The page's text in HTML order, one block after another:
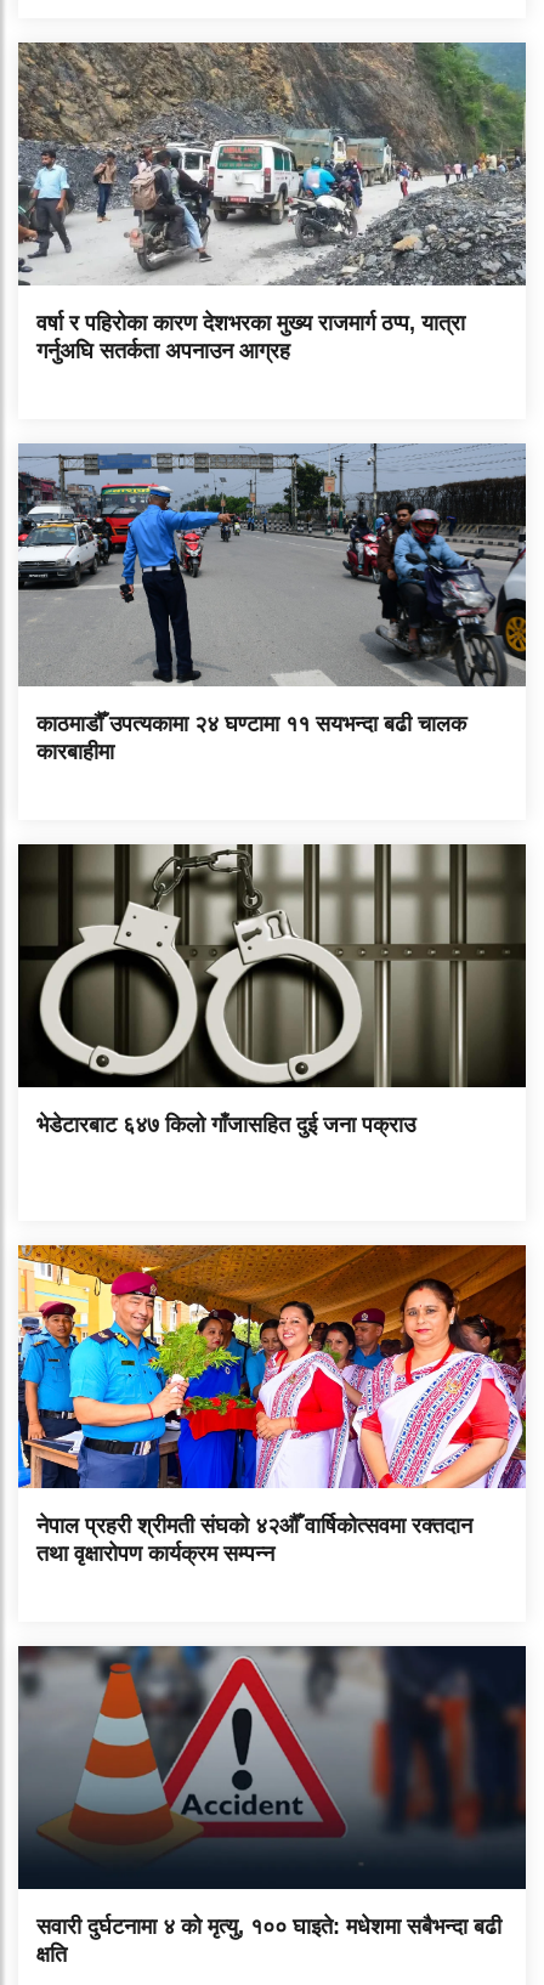
वर्षा र पहिरोका कारण देशभरका मुख्य राजमार्ग ठप्प, यात्रा
गर्नुअघि सतर्कता अपनाउन आग्रह
काठमाडौँ उपत्यकामा २४ घण्टामा ११ सयभन्दा बढी चालक
कारबाहीमा
भेडेटारबाट ६४७ किलो गाँजासहित दुई जना पक्राउ
नेपाल प्रहरी श्रीमती संघको ४२औँ वार्षिकोत्सवमा रक्तदान
तथा वृक्षारोपण कार्यक्रम सम्पन्न
सवारी दुर्घटनामा ४ को मृत्यु, १०० घाइते: मधेशमा सबैभन्दा बढी
क्षति